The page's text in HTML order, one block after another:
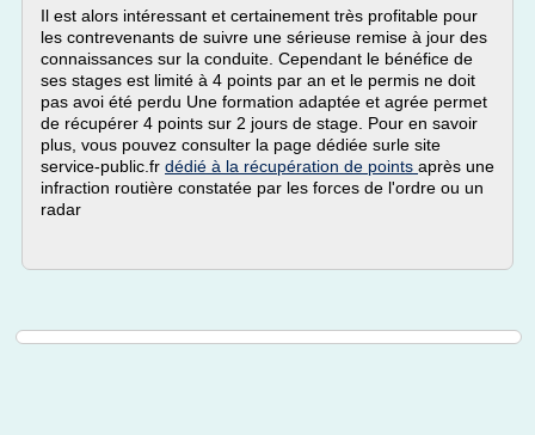
Il est alors intéressant et certainement très profitable pour
les contrevenants de suivre une sérieuse remise à jour des
connaissances sur la conduite. Cependant le bénéfice de
ses stages est limité à 4 points par an et le permis ne doit
pas avoi été perdu Une formation adaptée et agrée permet
de récupérer 4 points sur 2 jours de stage. Pour en savoir
plus, vous pouvez consulter la page dédiée surle site
service-public.fr dédié à la récupération de points après une
infraction routière constatée par les forces de l'ordre ou un
radar